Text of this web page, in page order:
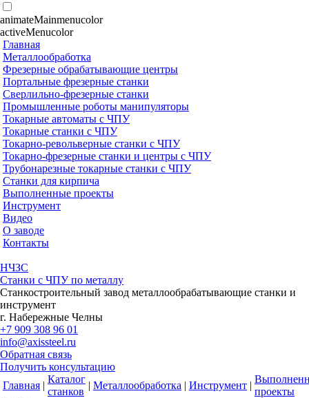
animateMainmenucolor
activeMenucolor
Главная
Металлообработка
Фрезерные обрабатывающие центры
Портальные фрезерные станки
Сверлильно-фрезерные станки
Промышленные роботы манипуляторы
Токарные автоматы с ЧПУ
Токарные станки с ЧПУ
Токарно-револьверные станки с ЧПУ
Токарно-фрезерные станки и центры с ЧПУ
Трубонарезные токарные станки с ЧПУ
Станки для кирпича
Выполненные проекты
Инструмент
Видео
О заводе
Контакты
НЧЗС
Станки с ЧПУ по металлу
Станкостроительный завод металлообрабатывающие станки и
инструмент
г. Набережные Челны
+7 909 308 96 01
info@axissteel.ru
Обратная связь
Получить консультацию
Главная |
Каталог
станков
| Металлообработка | Инструмент |
проекты